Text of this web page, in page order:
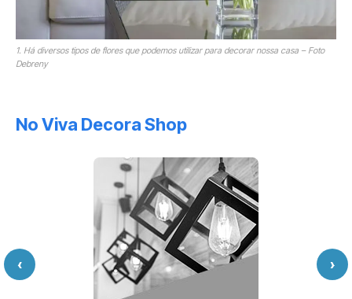
1. Há diversos tipos de flores que podemos utilizar para decorar nossa casa – Foto
Debreny
No Viva Decora Shop
‹ ›